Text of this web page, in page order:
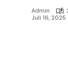
Admin
Juli 16, 2025